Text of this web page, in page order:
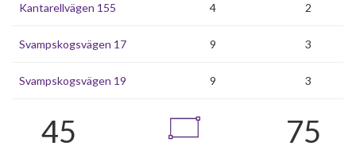
Kantarellvägen 155 4 2
Svampskogsvägen 17 9 3
Svampskogsvägen 19 9 3